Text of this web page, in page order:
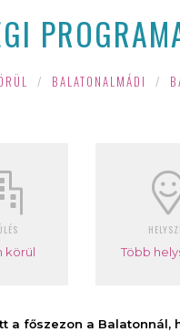
/ BALATONALMÁDI /
körül Több
a főszezon a